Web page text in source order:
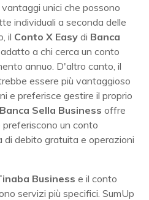
unici che possono
individuali a seconda delle
il Conto X Easy di Banca
a chi cerca un conto
annuo. D'altro canto, il
essere più vantaggioso
e preferisce gestire il proprio
Sella Business offre
un conto
debito gratuita e operazioni
Business e il conto
servizi più specifici. SumUp